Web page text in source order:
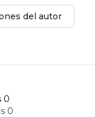
del autor
0
0